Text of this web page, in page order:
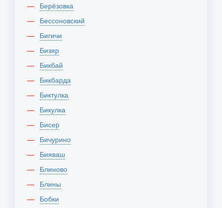
Берёзовка
Бессоновский
Бигичи
Бизяр
Бикбай
Бикбарда
Биктулка
Бикулка
Бисер
Бичурино
Бияваш
Блиново
Блины
Бобки